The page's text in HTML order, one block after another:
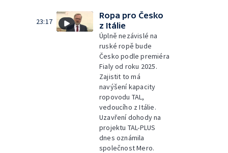
23:17
Ropa pro Česko
z Itálie
Úplně nezávislé na
ruské ropě bude
Česko podle premiéra
Fialy od roku 2025.
Zajistit to má
navýšení kapacity
ropovodu TAL,
vedoucího z Itálie.
Uzavření dohody na
projektu TAL-PLUS
dnes oznámila
společnost Mero.